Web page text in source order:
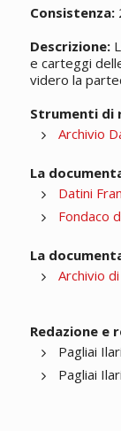
Consistenza:
Descrizione:
e carteggi
videro la
Strumenti di
Archivio
La
Datini
Fondaco
La
Archivio
Redazione e
Pagliai
Pagliai